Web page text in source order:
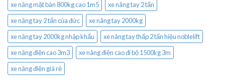
xe nâng mặt bàn 800kg cao 1m5
xe nâng tay 2 tấn
xe nâng tay 2 tấn của đức
xe nâng tay 2000kg
xe nâng tay 2000kg nhập khẩu
xe nâng tay thấp 2 tấn hiệu noblelift
xe nâng điện cao 3m3
xe nâng điện cao đi bộ 1500kg 3m
xe nâng điện giá rẻ